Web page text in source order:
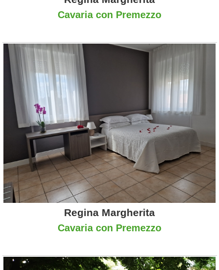
Cavaria con Premezzo
Regina Margherita
Cavaria con Premezzo